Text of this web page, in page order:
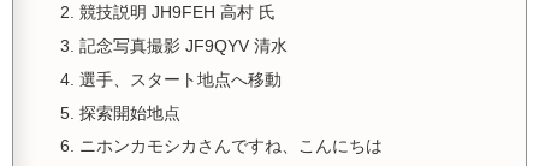
競技説明 JH9FEH 高村 氏
記念写真撮影 JF9QYV 清水
選手、スタート地点へ移動
探索開始地点
ニホンカモシカさんですね、こんにちは